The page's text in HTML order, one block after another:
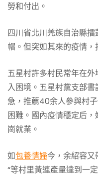
勞和付出。
四川省北川羌族自治縣
帽。但突如其來的疫情，
五星村許多村民常年在
入困境。五星村黨支部
急，推薦40余人參與村
困難。國內疫情穩定后
崗就業。
如包養情婦今，余紹容又
“等村里黃連產量達到一